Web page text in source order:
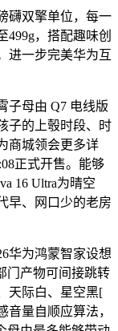
双擎单位，每一
499g，搭配趣味创
进一步完美华为互
母由 Q7 电线版
子的上彀时段、时
商城领会更多详
正式开售。能够
16 Ultra为晴空
早、网口少的老房
华为鸿蒙智家设想
门产物可间接跳转
天际白、星空黑[
音量自顺应算法，